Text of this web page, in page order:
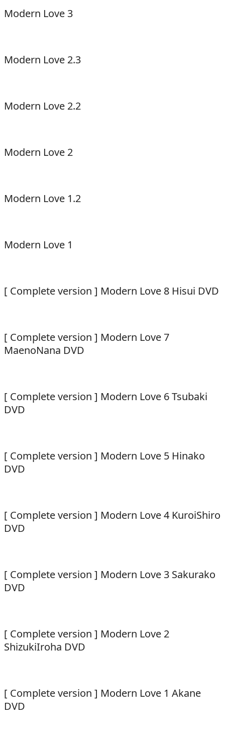
Modern Love 3
Modern Love 2.3
Modern Love 2.2
Modern Love 2
Modern Love 1.2
Modern Love 1
[ Complete version ] Modern Love 8 Hisui DVD
[ Complete version ] Modern Love 7
MaenoNana DVD
[ Complete version ] Modern Love 6 Tsubaki
DVD
[ Complete version ] Modern Love 5 Hinako
DVD
[ Complete version ] Modern Love 4 KuroiShiro
DVD
[ Complete version ] Modern Love 3 Sakurako
DVD
[ Complete version ] Modern Love 2
ShizukiIroha DVD
[ Complete version ] Modern Love 1 Akane
DVD